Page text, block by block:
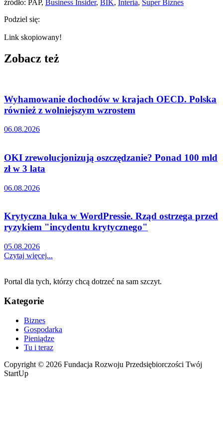
źródło: PAP, Business Insider, BIK, Interia, Super Biznes
Podziel się:
Link skopiowany!
Zobacz też
Wyhamowanie dochodów w krajach OECD. Polska
również z wolniejszym wzrostem
06.08.2026
OKI zrewolucjonizują oszczędzanie? Ponad 100 mld
zł w 3 lata
06.08.2026
Krytyczna luka w WordPressie. Rząd ostrzega przed
ryzykiem "incydentu krytycznego"
05.08.2026
Czytaj więcej...
Portal dla tych, którzy chcą dotrzeć na sam szczyt.
Kategorie
Biznes
Gospodarka
Pieniądze
Tu i teraz
Copyright © 2026 Fundacja Rozwoju Przedsiębiorczości Twój
StartUp